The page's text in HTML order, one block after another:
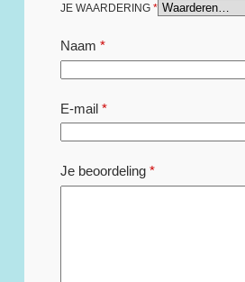
JE WAARDERING *
Naam *
E-mail*
Je beoordeling *